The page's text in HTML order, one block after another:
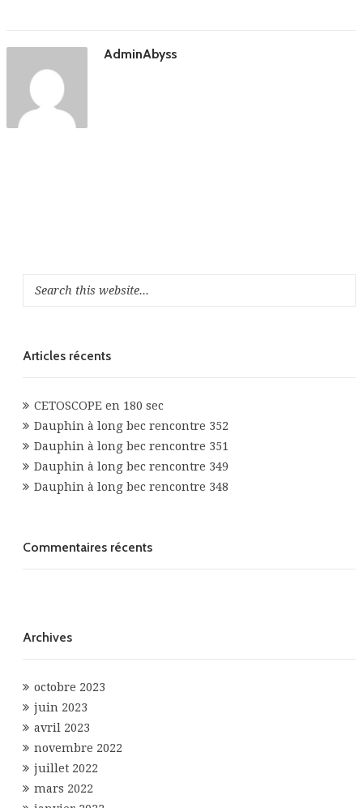
AdminAbyss
Articles récents
CETOSCOPE en 180 sec
Dauphin à long bec rencontre 352
Dauphin à long bec rencontre 351
Dauphin à long bec rencontre 349
Dauphin à long bec rencontre 348
Commentaires récents
Archives
octobre 2023
juin 2023
avril 2023
novembre 2022
juillet 2022
mars 2022